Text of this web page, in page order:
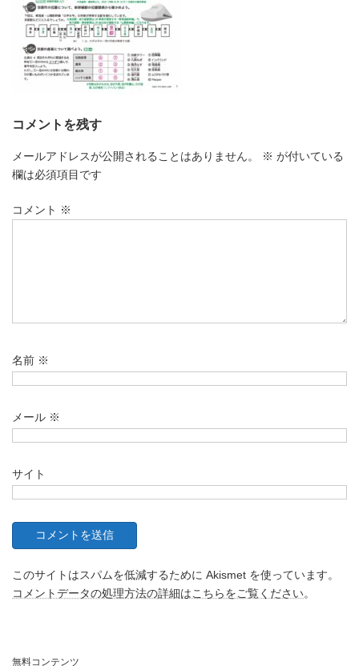
コメントを残す
メールアドレスが公開されることはありません。 ※ が付いている
欄は必須項目です
コメント ※
名前 ※
メール ※
サイト
このサイトはスパムを低減するために Akismet を使っています。
コメントデータの処理方法の詳細はこちらをご覧ください。
無料コンテンツ